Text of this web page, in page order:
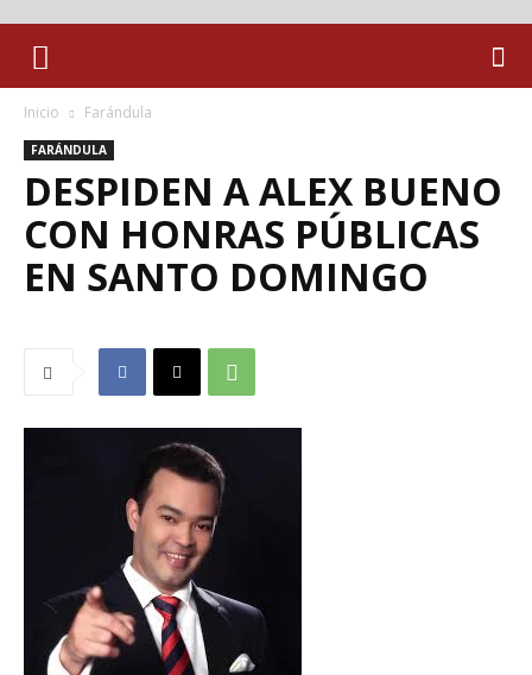
Inicio Farándula
FARÁNDULA
DESPIDEN A ALEX BUENO
CON HONRAS PÚBLICAS
EN SANTO DOMINGO